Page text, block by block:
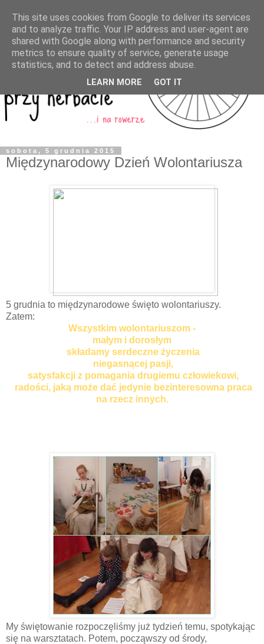
sobota, 5 grudnia 2015
Międzynarodowy Dzień Wolontariusza
5 grudnia to międzynarodowe święto wolontariuszy.
Zatem:
Wszystkim wolontariuszom -
małym i dorosłym
składamy serdeczne życzenia
niegasnącej pasji,
satysfakcji z pomagania drugiemu człowiekowi,
radości, jaką może dać jedynie bezinteresowna praca
na rzecz innych.
My świętowanie rozpoczęliśmy już tydzień temu, spotykając
się na warsztatach. Potem, począwszy od środy,
This site uses cookies from Google to deliver its services
and to analyze traffic. Your IP address and user-agent are
shared with Google along with performance and security
metrics to ensure quality of service, generate usage
statistics, and to detect and address abuse.
LEARN MORE GOT IT